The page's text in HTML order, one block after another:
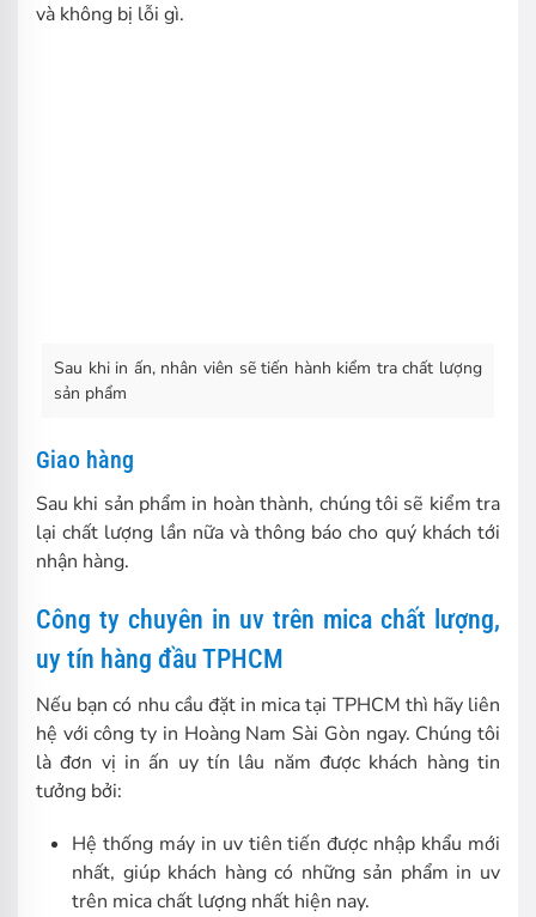
và không bị lỗi gì.
Sau khi in ấn, nhân viên sẽ tiến hành kiểm tra chất lượng
sản phẩm
Giao hàng
Sau khi sản phẩm in hoàn thành, chúng tôi sẽ kiểm tra
lại chất lượng lần nữa và thông báo cho quý khách tới
nhận hàng.
Công ty chuyên in uv trên mica chất lượng,
uy tín hàng đầu TPHCM
Nếu bạn có nhu cầu đặt in mica tại TPHCM thì hãy liên
hệ với công ty in Hoàng Nam Sài Gòn ngay. Chúng tôi
là đơn vị in ấn uy tín lâu năm được khách hàng tin
tưởng bởi:
Hệ thống máy in uv tiên tiến được nhập khẩu mới
nhất, giúp khách hàng có những sản phẩm in uv
trên mica chất lượng nhất hiện nay.